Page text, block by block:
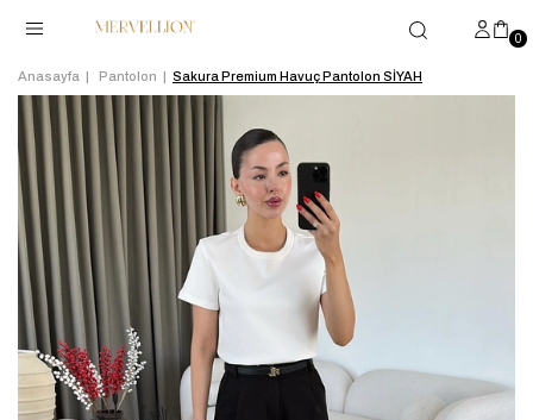
0
Anasayfa Pantolon Sakura Premium Havuç Pantolon SİYAH